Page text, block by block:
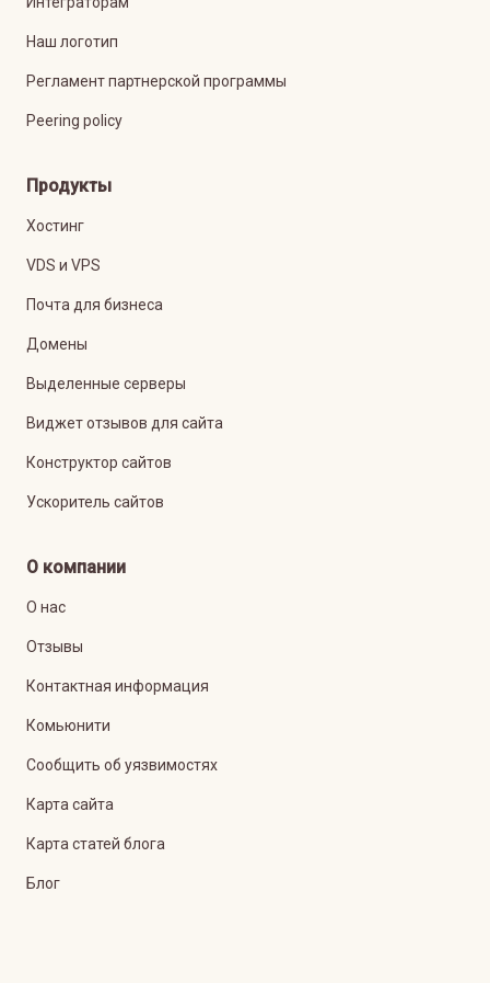
Наш логотип
Регламент партнерской программы
Peering policy
Продукты
Хостинг
VDS и VPS
Почта для бизнеса
Домены
Выделенные серверы
Виджет отзывов для сайта
Конструктор сайтов
Ускоритель сайтов
О компании
О нас
Отзывы
Контактная информация
Комьюнити
Сообщить об уязвимостях
Карта сайта
Карта статей блога
Блог